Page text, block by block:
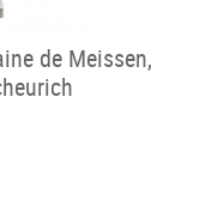
de Meissen,